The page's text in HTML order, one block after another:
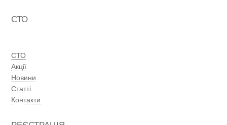
СТО
СТО
Акції
Новини
Статті
Контакти